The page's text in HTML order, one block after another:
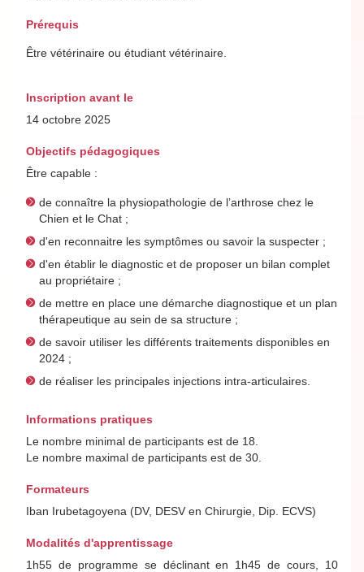
Prérequis
Être vétérinaire ou étudiant vétérinaire.
Inscription avant le
14 octobre 2025
Objectifs pédagogiques
Être capable :
de connaître la physiopathologie de l’arthrose chez le
Chien et le Chat ;
d'en reconnaitre les symptômes ou savoir la suspecter ;
d'en établir le diagnostic et de proposer un bilan complet
au propriétaire ;
de mettre en place une démarche diagnostique et un plan
thérapeutique au sein de sa structure ;
de savoir utiliser les différents traitements disponibles en
2024 ;
de réaliser les principales injections intra-articulaires.
Informations pratiques
Le nombre minimal de participants est de 18.
Le nombre maximal de participants est de 30.
Formateurs
Iban Irubetagoyena (DV, DESV en Chirurgie, Dip. ECVS)
Modalités d'apprentissage
1h55 de programme se déclinant en 1h45 de cours, 10